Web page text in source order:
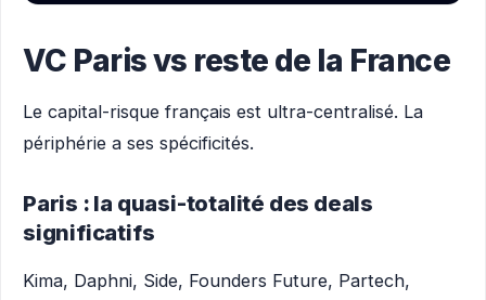
VC Paris vs reste de la France
Le capital-risque français est ultra-centralisé. La
périphérie a ses spécificités.
Paris : la quasi-totalité des deals
significatifs
Kima, Daphni, Side, Founders Future, Partech,